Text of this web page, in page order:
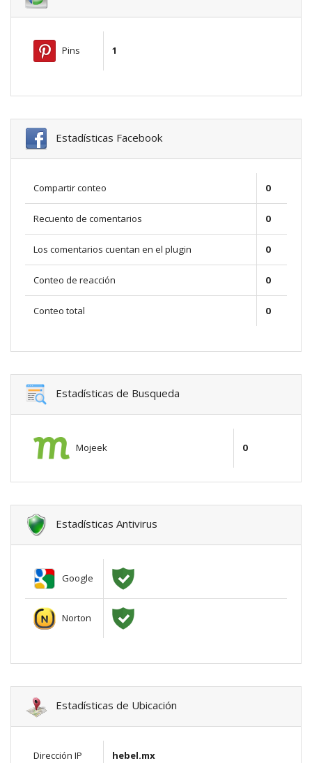
Pins 1
Estadísticas Facebook
Compartir conteo 0
Recuento de comentarios 0
Los comentarios cuentan en el plugin 0
Conteo de reacción 0
Conteo total 0
Estadísticas de Busqueda
Mojeek 0
Estadísticas Antivirus
Google
Norton
Estadísticas de Ubicación
Dirección IP hebel.mx